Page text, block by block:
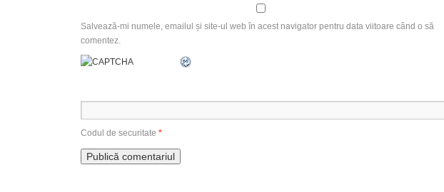
Salvează-mi numele, emailul și site-ul web în acest navigator pentru data viitoare când o să
comentez.
Codul de securitate *